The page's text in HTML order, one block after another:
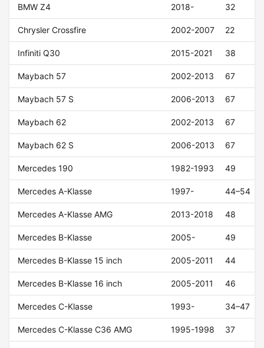
BMW Z4 2018- 32
Chrysler Crossfire 2002-2007 22
Infiniti Q30 2015-2021 38
Maybach 57 2002-2013 67
Maybach 57 S 2006-2013 67
Maybach 62 2002-2013 67
Maybach 62 S 2006-2013 67
Mercedes 190 1982-1993 49
Mercedes A-Klasse 1997- 44–54
Mercedes A-Klasse AMG 2013-2018 48
Mercedes B-Klasse 2005- 49
Mercedes B-Klasse 15 inch 2005-2011 44
Mercedes B-Klasse 16 inch 2005-2011 46
Mercedes C-Klasse 1993- 34–47
Mercedes C-Klasse C36 AMG 1995-1998 37